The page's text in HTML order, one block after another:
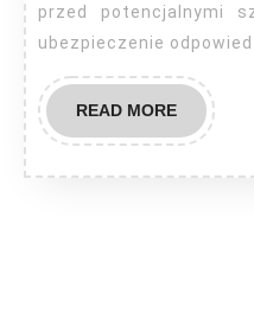
przed potencjalnymi
ubezpieczenie
READ MOREREAD
MORE